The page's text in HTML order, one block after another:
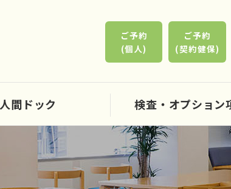
ご予約
(個人)
ご予約
(契約健保)
人間ドック 検査・オプション